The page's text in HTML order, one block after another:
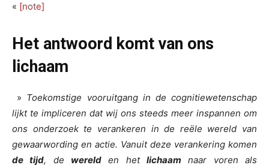
« [note]
Het antwoord komt van ons
lichaam
» Toekomstige vooruitgang in de cognitiewetenschap
lijkt te impliceren dat wij ons steeds meer inspannen om
ons onderzoek te verankeren in de reële wereld van
gewaarwording en actie. Vanuit deze verankering komen
de tijd, de wereld en hetlichaam naar voren als